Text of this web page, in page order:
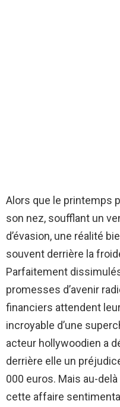
Alors que le printemps
son nez, soufflant un
d’évasion, une réalité
souvent derrière la
Parfaitement
promesses d’avenir
financiers attendent
incroyable d’une
acteur hollywoodien a
derrière elle un
000 euros. Mais au-
cette affaire